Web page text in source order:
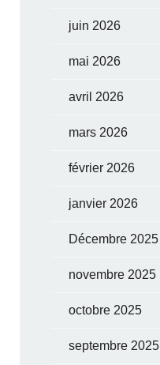
juin 2026
mai 2026
avril 2026
mars 2026
février 2026
janvier 2026
Décembre 2025
novembre 2025
octobre 2025
septembre 2025